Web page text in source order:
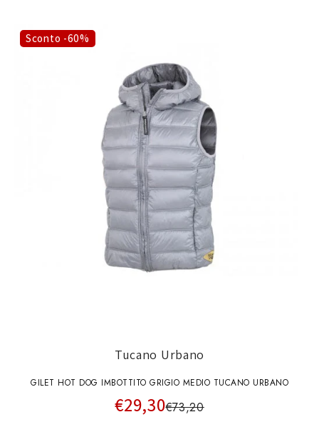
Sconto -60%
Tucano Urbano
GILET HOT DOG IMBOTTITO GRIGIO MEDIO TUCANO URBANO
€29,30€73,20